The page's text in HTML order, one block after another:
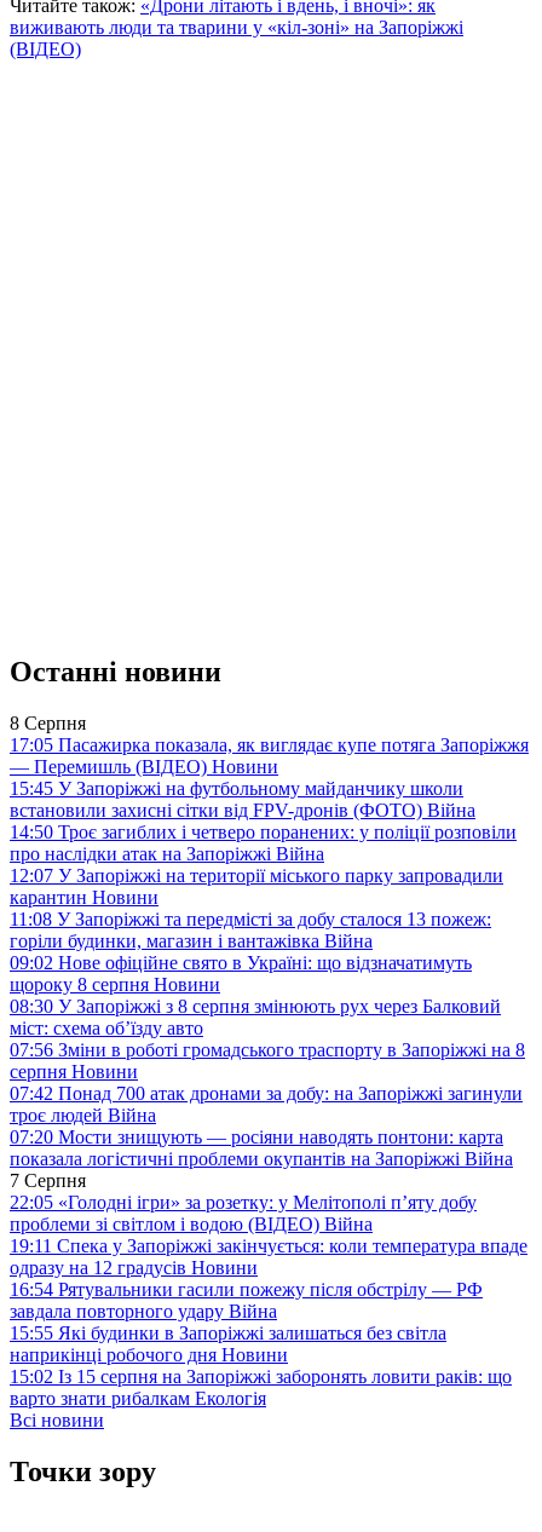
Читайте також: «Дрони літають і вдень, і вночі»: як
виживають люди та тварини у «кіл-зоні» на Запоріжжі
(ВІДЕО)
Останні новини
8 Серпня
17:05 Пасажирка показала, як виглядає купе потяга Запоріжжя
— Перемишль (ВІДЕО) Новини
15:45 У Запоріжжі на футбольному майданчику школи
встановили захисні сітки від FPV-дронів (ФОТО) Війна
14:50 Троє загиблих і четверо поранених: у поліції розповіли
про наслідки атак на Запоріжжі Війна
12:07 У Запоріжжі на території міського парку запровадили
карантин Новини
11:08 У Запоріжжі та передмісті за добу сталося 13 пожеж:
горіли будинки, магазин і вантажівка Війна
09:02 Нове офіційне свято в Україні: що відзначатимуть
щороку 8 серпня Новини
08:30 У Запоріжжі з 8 серпня змінюють рух через Балковий
міст: схема об’їзду авто
07:56 Зміни в роботі громадського траспорту в Запоріжжі на 8
серпня Новини
07:42 Понад 700 атак дронами за добу: на Запоріжжі загинули
троє людей Війна
07:20 Мости знищують — росіяни наводять понтони: карта
показала логістичні проблеми окупантів на Запоріжжі Війна
7 Серпня
22:05 «Голодні ігри» за розетку: у Мелітополі п’яту добу
проблеми зі світлом і водою (ВІДЕО) Війна
19:11 Спека у Запоріжжі закінчується: коли температура впаде
одразу на 12 градусів Новини
16:54 Рятувальники гасили пожежу після обстрілу — РФ
завдала повторного удару Війна
15:55 Які будинки в Запоріжжі залишаться без світла
наприкінці робочого дня Новини
15:02 Із 15 серпня на Запоріжжі заборонять ловити раків: що
варто знати рибалкам Екологія
Всі новини
Точки зору